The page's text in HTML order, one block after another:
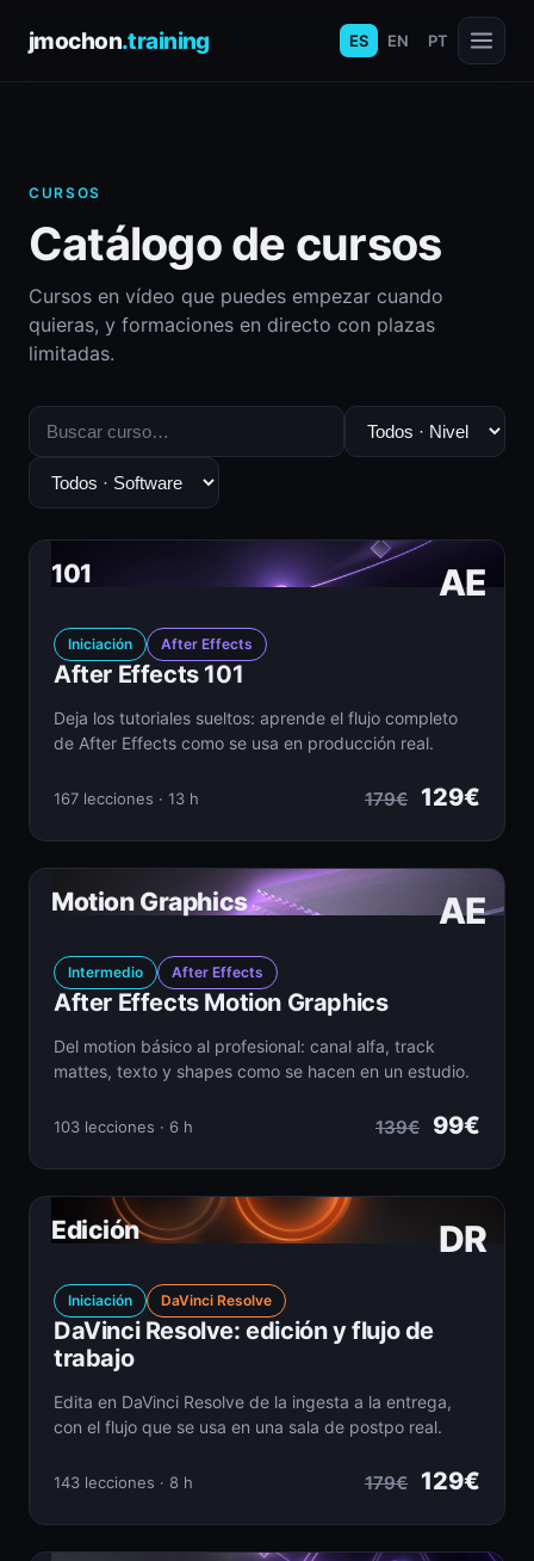
jmochon.training ES EN PT
CURSOS
Catálogo de cursos
Cursos en vídeo que puedes empezar cuando
quieras, y formaciones en directo con plazas
limitadas.
AE
101
Iniciación After Effects
After Effects 101
Deja los tutoriales sueltos: aprende el flujo completo
de After Effects como se usa en producción real.
167 lecciones · 13 h 179€ 129€
AE
Motion Graphics
Intermedio After Effects
After Effects Motion Graphics
Del motion básico al profesional: canal alfa, track
mattes, texto y shapes como se hacen en un estudio.
103 lecciones · 6 h 139€ 99€
DR
Edición
Iniciación DaVinci Resolve
DaVinci Resolve: edición y flujo de
trabajo
Edita en DaVinci Resolve de la ingesta a la entrega,
con el flujo que se usa en una sala de postpo real.
143 lecciones · 8 h 179€ 129€